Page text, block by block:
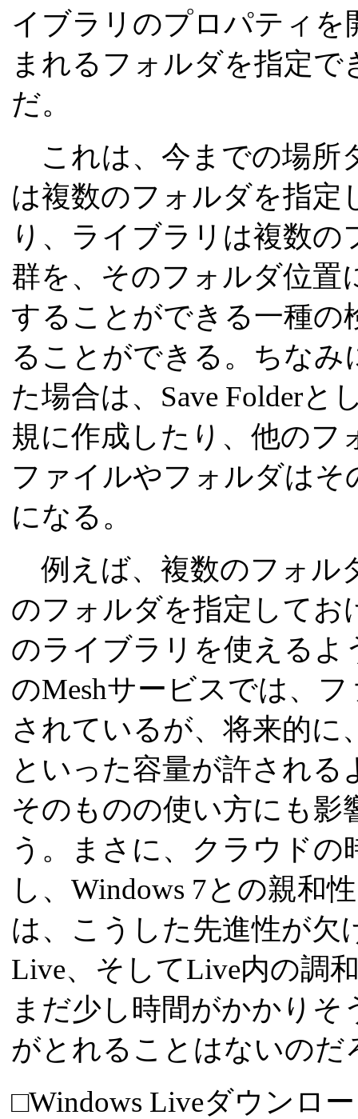
イブラリのプロパティ
まれるフォルダを指定
だ。
これは、今までの場所
は複数のフォルダを指
り、ライブラリは複数
群を、そのフォルダ位置
することができる一種の
ることができる。ちな
た場合は、Save Folder
規に作成したり、他のフ
ファイルやフォルダはそ
になる。
例えば、複数のフォル
のフォルダを指定してお
のライブラリを使えるよ
のMeshサービスでは、
されているが、将来的に
といった容量が許され
そのものの使い方にも
う。まさに、クラウド
し、Windows 7との親和
は、こうした先進性が欠
Live、そしてLive内の調
まだ少し時間がかかりそ
がとれることはないのだ
□Windows Liveダウンロ